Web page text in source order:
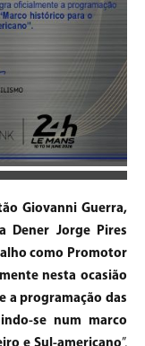
Giovanni Guerra,
Dener Jorge Pires
como Promotor
nesta ocasião
a programação das
se num marco